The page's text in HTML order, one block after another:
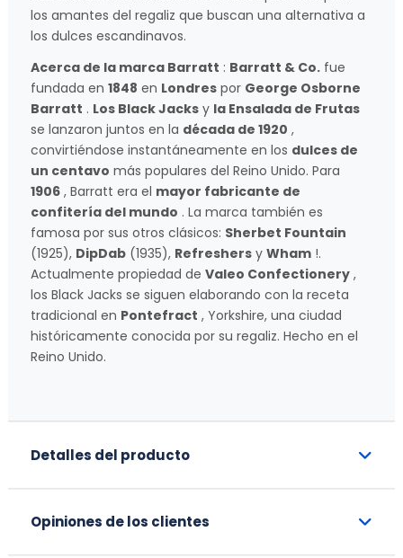
los amantes del regaliz que buscan una alternativa a
los dulces escandinavos.
Acerca de la marca Barratt : Barratt & Co. fue
fundada en 1848 en Londres por George Osborne
Barratt . Los Black Jacks y la Ensalada de Frutas
se lanzaron juntos en la década de 1920 ,
convirtiéndose instantáneamente en los dulces de
un centavo más populares del Reino Unido. Para
1906 , Barratt era el mayor fabricante de
confitería del mundo . La marca también es
famosa por sus otros clásicos: Sherbet Fountain
(1925), DipDab (1935), Refreshers y Wham !.
Actualmente propiedad de Valeo Confectionery ,
los Black Jacks se siguen elaborando con la receta
tradicional en Pontefract , Yorkshire, una ciudad
históricamente conocida por su regaliz. Hecho en el
Reino Unido.
Detalles del producto
Opiniones de los clientes